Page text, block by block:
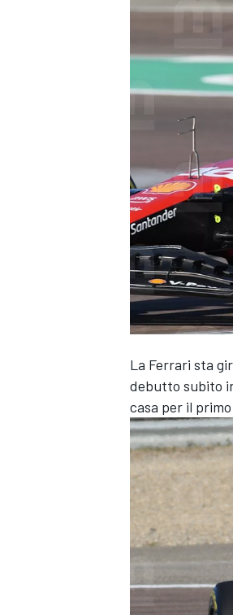
MONOPOSTO
La Ferrari sta
debutto subito
casa per il